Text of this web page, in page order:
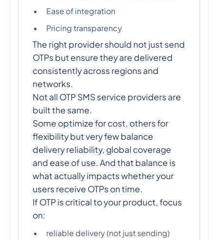
Ease of integration
Pricing transparency
The right provider should not just send
OTPs but ensure they are delivered
consistently across regions and
networks.
Not all OTP SMS service providers are
built the same.
Some optimize for cost, others for
flexibility but very few balance
delivery reliability, global coverage
and ease of use. And that balance is
what actually impacts whether your
users receive OTPs on time.
If OTP is critical to your product, focus
on:
reliable delivery (not just sending)